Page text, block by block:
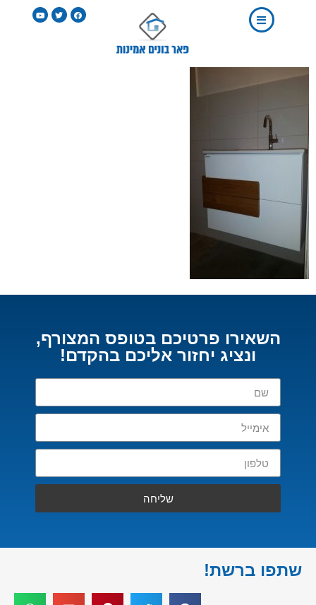
השאירו פרטיכם בטופס המצורף,
ונציג יחזור אליכם בהקדם!
שליחה
שתפו ברשת!